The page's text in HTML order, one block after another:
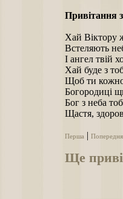
Привітання
Хай Віктору
Встеляють
І ангел твій
Хай буде з
Щоб ти
Богородиці
Бог з неба
Щастя,
Перша Попередня
Ще